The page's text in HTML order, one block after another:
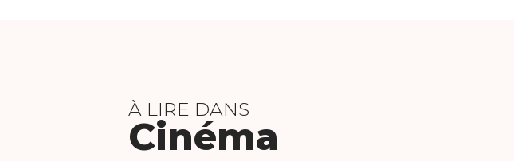
À LIRE DANS
Cinéma